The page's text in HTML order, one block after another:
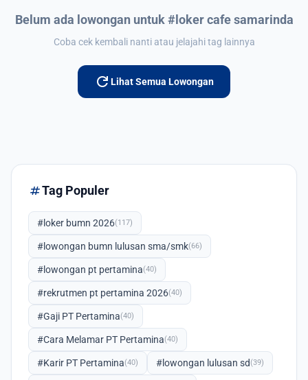
Belum ada lowongan untuk #loker cafe samarinda
Coba cek kembali nanti atau jelajahi tag lainnya
refresh Lihat Semua Lowongan
tagTag Populer
#loker bumn 2026(117)
#lowongan bumn lulusan sma/smk(66)
#lowongan pt pertamina(40)
#rekrutmen pt pertamina 2026(40)
#Gaji PT Pertamina(40)
#Cara Melamar PT Pertamina(40)
#Karir PT Pertamina(40) #lowongan lulusan sd(39)